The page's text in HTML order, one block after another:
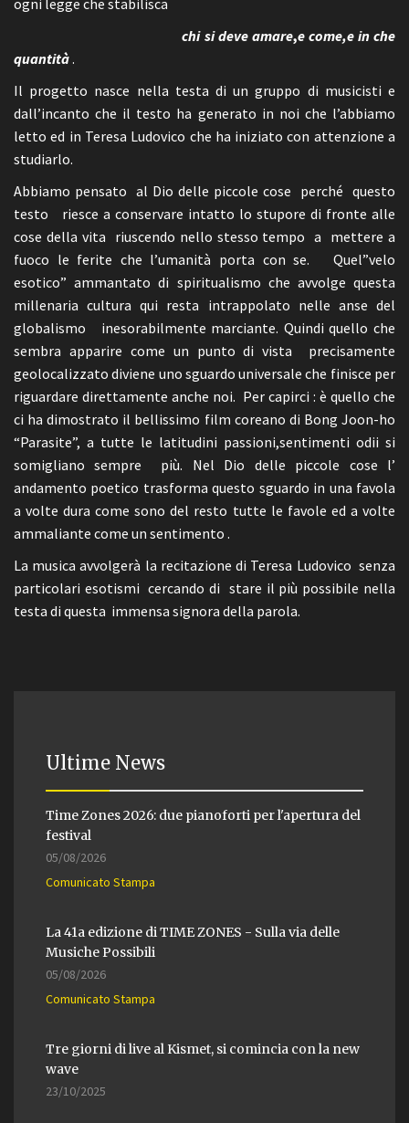
ogni legge che stabilisca
chi si deve amare,e come,e in che
quantità.
Il progetto nasce nella testa di un gruppo di musicisti e
dall’incanto che il testo ha generato in noi che l’abbiamo
letto ed in Teresa Ludovico che ha iniziato con attenzione a
studiarlo.
Abbiamo pensato al Dio delle piccole cose perché questo
testo riesce a conservare intatto lo stupore di fronte alle
cose della vita riuscendo nello stesso tempo a mettere a
fuoco le ferite che l’umanità porta con se. Quel”velo
esotico” ammantato di spiritualismo che avvolge questa
millenaria cultura qui resta intrappolato nelle anse del
globalismo inesorabilmente marciante. Quindi quello che
sembra apparire come un punto di vista precisamente
geolocalizzato diviene uno sguardo universale che finisce per
riguardare direttamente anche noi. Per capirci : è quello che
ci ha dimostrato il bellissimo film coreano di Bong Joon-ho
“Parasite”, a tutte le latitudini passioni,sentimenti odii si
somigliano sempre più. Nel Dio delle piccole cose l’
andamento poetico trasforma questo sguardo in una favola
a volte dura come sono del resto tutte le favole ed a volte
ammaliante come un sentimento .
La musica avvolgerà la recitazione di Teresa Ludovico senza
particolari esotismi cercando di stare il più possibile nella
testa di questa immensa signora della parola.
Ultime News
Time Zones 2026: due pianoforti per l'apertura del
festival
05/08/2026
Comunicato Stampa
La 41a edizione di TIME ZONES - Sulla via delle
Musiche Possibili
05/08/2026
Comunicato Stampa
Tre giorni di live al Kismet, si comincia con la new
wave
23/10/2025